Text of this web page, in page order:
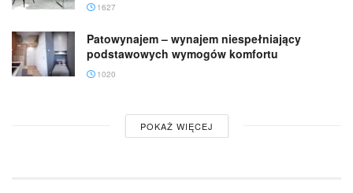
1627
Patowynajem – wynajem niespełniający
podstawowych wymogów komfortu
1020
POKAŻ WIĘCEJ